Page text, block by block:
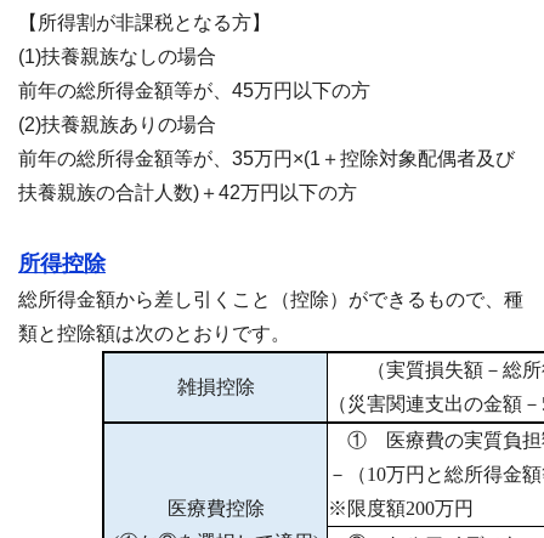
【所得割が非課税となる方】
(1)扶養親族なしの場合
前年の総所得金額等が、45万円以下の方
(2)扶養親族ありの場合
前年の総所得金額等が、35万円×(1＋控除対象配偶者及び
扶養親族の合計人数)＋42万円以下の方
所得控除
総所得金額から差し引くこと（控除）ができるもので、種
類と控除額は次のとおりです。
雑損控除
（実質損失額－総所
（災害関連支出の金額
医療費控除
① 医療費の実質負
－（10万円と総所得金
※限度額200万円